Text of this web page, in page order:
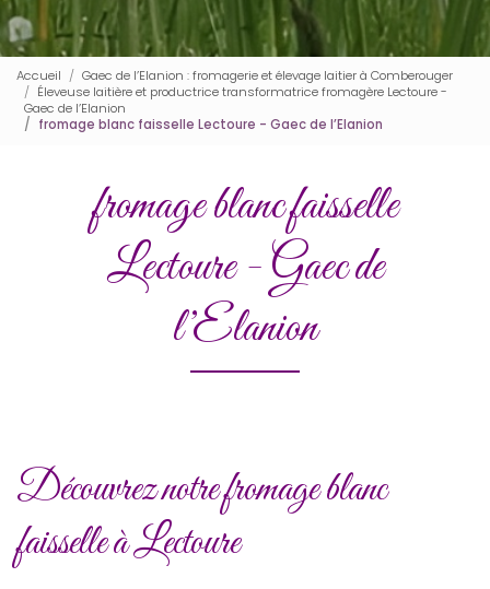
Accueil
Gaec de l’Elanion : fromagerie et élevage laitier à Comberouger
Éleveuse laitière et productrice transformatrice fromagère Lectoure -
Gaec de l’Elanion
fromage blanc faisselle Lectoure - Gaec de l’Elanion
fromage blanc faisselle
Lectoure - Gaec de
l’Elanion
Découvrez notre fromage blanc
faisselle à Lectoure